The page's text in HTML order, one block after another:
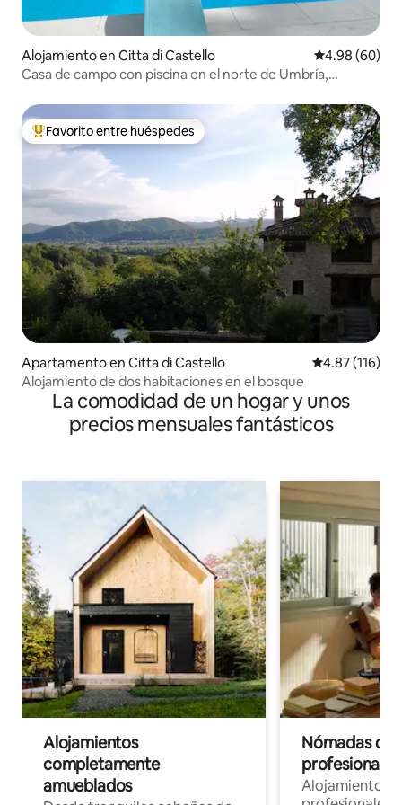
Alojamiento en Citta di Castello Calificación
4.98 (60)
Casa de campo con piscina en el norte de Umbría,
Favorito entre huéspedes preferido
Favorito entre huéspedes
Apartamento en Citta di Castello Calificación
4.87 (116)
Alojamiento de dos habitaciones en el bosque
La comodidad de un hogar y unos
precios mensuales fantásticos
Alojamientos
completamente
amueblados
Nómadas
Alojamientos